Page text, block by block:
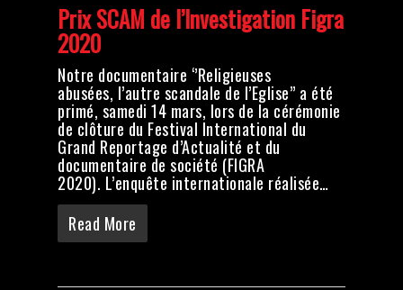
Prix SCAM de l’Investigation Figra
2020
Notre documentaire ‘’Religieuses
abusées, l’autre scandale de l’Eglise’’ a été
primé, samedi 14 mars, lors de la cérémonie
de clôture du Festival International du
Grand Reportage d’Actualité et du
documentaire de société (FIGRA
2020). L’enquête internationale réalisée…
Read More